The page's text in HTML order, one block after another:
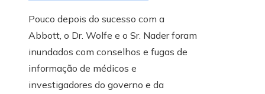
Pouco depois do sucesso com a
Abbott, o Dr. Wolfe e o Sr. Nader foram
inundados com conselhos e fugas de
informação de médicos e
investigadores do governo e da